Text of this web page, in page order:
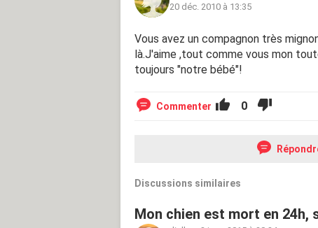
20 déc. 2010 à 13:35
Vous avez un compagnon très
là.J'aime ,tout comme vous mon
toujours "notre bébé"!
Commenter 0
Discussions similaires
Mon chien est mort en 24h,